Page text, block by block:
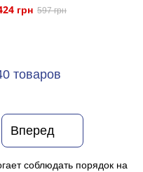
грн 597 грн
товаров
Вперед
соблюдать порядок на